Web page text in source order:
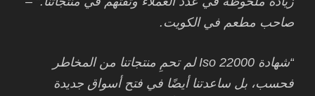
صاحب مطعم في الكويت.
“شهادة Iso 22000 لم تحمِ منتجاتنا من المخاطر
فحسب، بل ساعدتنا أيضًا في فتح أسواق جديدة